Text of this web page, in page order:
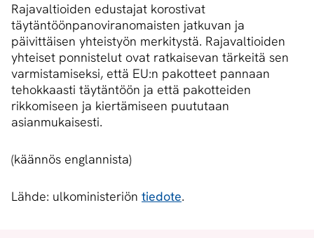
Rajavaltioiden edustajat korostivat
täytäntöönpanoviranomaisten jatkuvan ja
päivittäisen yhteistyön merkitystä. Rajavaltioiden
yhteiset ponnistelut ovat ratkaisevan tärkeitä sen
varmistamiseksi, että EU:n pakotteet pannaan
tehokkaasti täytäntöön ja että pakotteiden
rikkomiseen ja kiertämiseen puututaan
asianmukaisesti.
(käännös englannista)
Lähde: ulkoministeriön tiedote.